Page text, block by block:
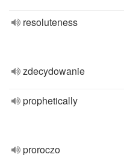
resoluteness
zdecydowanie
prophetically
proroczo